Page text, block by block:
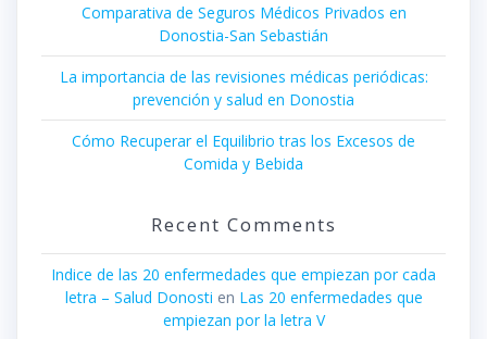
Comparativa de Seguros Médicos Privados en
Donostia-San Sebastián
La importancia de las revisiones médicas periódicas:
prevención y salud en Donostia
Cómo Recuperar el Equilibrio tras los Excesos de
Comida y Bebida
Recent Comments
Indice de las 20 enfermedades que empiezan por cada
letra – Salud Donosti en Las 20 enfermedades que
empiezan por la letra V